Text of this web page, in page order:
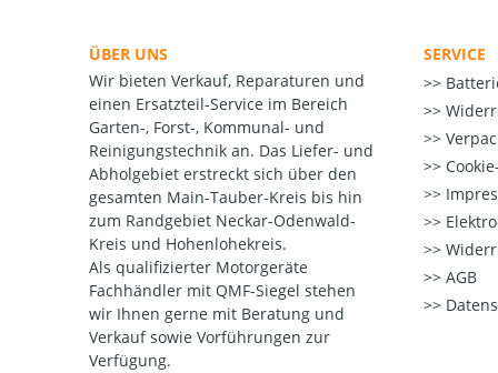
ÜBER UNS
Wir bieten Verkauf, Reparaturen und
einen Ersatzteil-Service im Bereich
Garten-, Forst-, Kommunal- und
Reinigungstechnik an. Das Liefer- und
Abholgebiet erstreckt sich über den
gesamten Main-Tauber-Kreis bis hin
zum Randgebiet Neckar-Odenwald-
Kreis und Hohenlohekreis.
Als qualifizierter Motorgeräte
Fachhändler mit QMF-Siegel stehen
wir Ihnen gerne mit Beratung und
Verkauf sowie Vorführungen zur
Verfügung.
SERVICE
AGB